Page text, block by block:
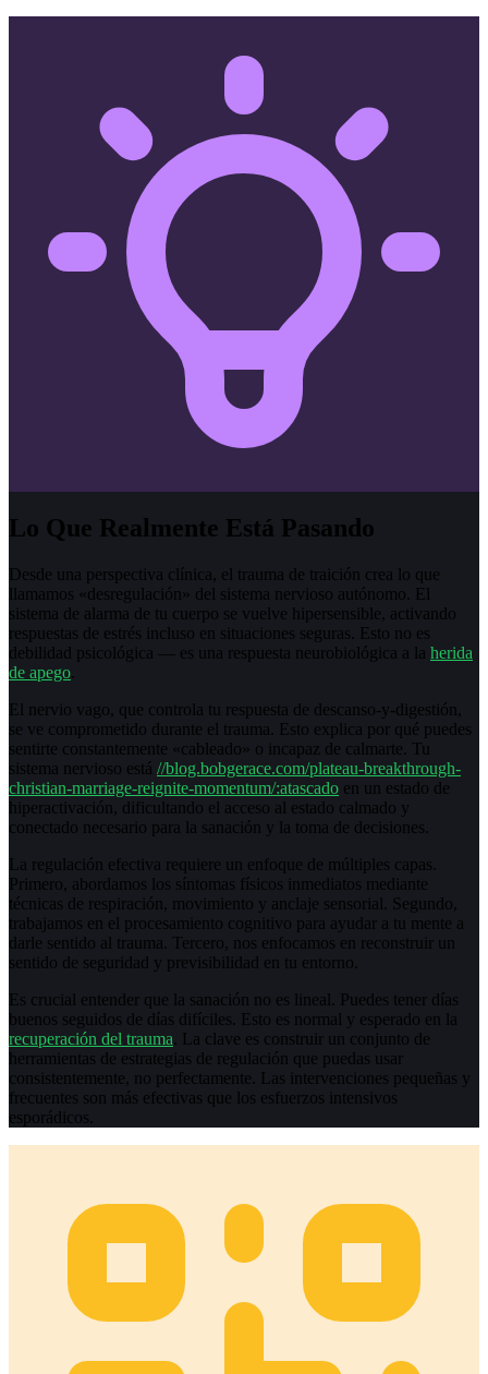
Lo Que Realmente Está Pasando
Desde una perspectiva clínica, el trauma de traición crea lo que
llamamos «desregulación» del sistema nervioso autónomo. El
sistema de alarma de tu cuerpo se vuelve hipersensible, activando
respuestas de estrés incluso en situaciones seguras. Esto no es
debilidad psicológica — es una respuesta neurobiológica a la herida
de apego
El nervio vago, que controla tu respuesta de descanso-y-digestión,
se ve comprometido durante el trauma. Esto explica por qué puedes
sentirte constantemente «cableado» o incapaz de calmarte. Tu
sistema nervioso está //blog.bobgerace.com/plateau-breakthrough-
christian-marriage-reignite-momentum/:atascado en un estado de
hiperactivación, dificultando el acceso al estado calmado y
conectado necesario para la sanación y la toma de decisiones.
La regulación efectiva requiere un enfoque de múltiples capas.
Primero, abordamos los síntomas físicos inmediatos mediante
técnicas de respiración, movimiento y anclaje sensorial. Segundo,
trabajamos en el procesamiento cognitivo para ayudar a tu mente a
darle sentido al trauma. Tercero, nos enfocamos en reconstruir un
sentido de seguridad y previsibilidad en tu entorno.
Es crucial entender que la sanación no es lineal. Puedes tener días
buenos seguidos de días difíciles. Esto es normal y esperado en la
recuperación del trauma . La clave es construir un conjunto de
herramientas de estrategias de regulación que puedas usar
consistentemente, no perfectamente. Las intervenciones pequeñas y
frecuentes son más efectivas que los esfuerzos intensivos
esporádicos.